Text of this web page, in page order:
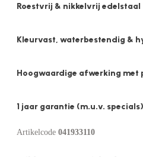
Roestvrij & nikkelvrij edelstaal
Kleurvast, waterbestendig &
Hoogwaardige afwerking met
1 jaar garantie (m.u.v. specials)
Artikelcode 041933110